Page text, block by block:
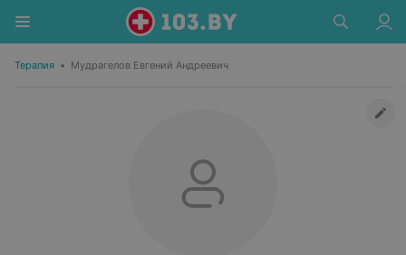
Терапия • Мудрагелов Евгений Андреевич